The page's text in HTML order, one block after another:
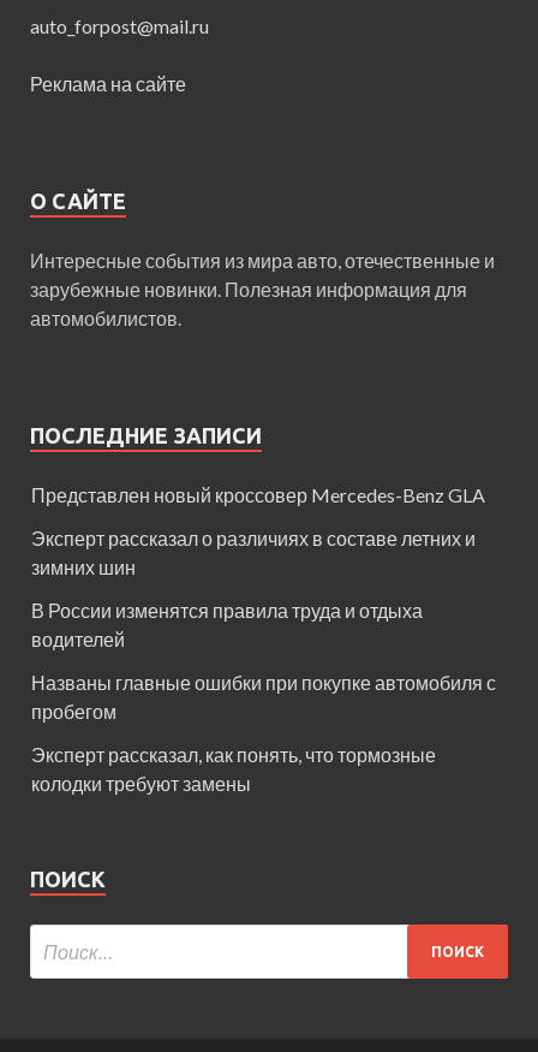
auto_forpost@mail.ru
Реклама на сайте
О САЙТЕ
Интересные события из мира авто, отечественные и
зарубежные новинки. Полезная информация для
автомобилистов.
ПОСЛЕДНИЕ ЗАПИСИ
Представлен новый кроссовер Mercedes-Benz GLA
Эксперт рассказал о различиях в составе летних и
зимних шин
В России изменятся правила труда и отдыха
водителей
Названы главные ошибки при покупке автомобиля с
пробегом
Эксперт рассказал, как понять, что тормозные
колодки требуют замены
ПОИСК